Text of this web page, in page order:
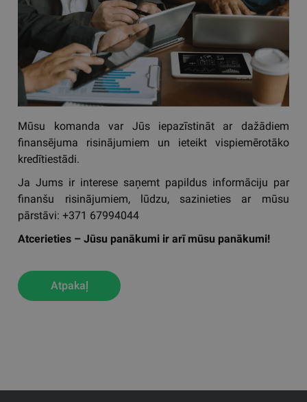
Mūsu komanda var Jūs iepazīstināt ar dažādiem
finansējuma risinājumiem un ieteikt vispiemērotāko
kredītiestādi.
Ja Jums ir interese saņemt papildus informāciju par
finanšu risinājumiem, lūdzu, sazinieties ar mūsu
pārstāvi: +371 67994044
Atcerieties – Jūsu panākumi ir arī mūsu panākumi!
Atpakaļ